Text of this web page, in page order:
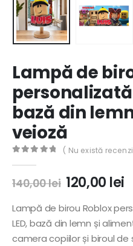
Lampă de
bază din
veioză
( Nu există
140,00lei Prețul
inițial
a
fost:
140,00 lei.
120,00 lei
Lampă de birou Roblox
LED, bază din lemn și
camera copiilor și biroul de